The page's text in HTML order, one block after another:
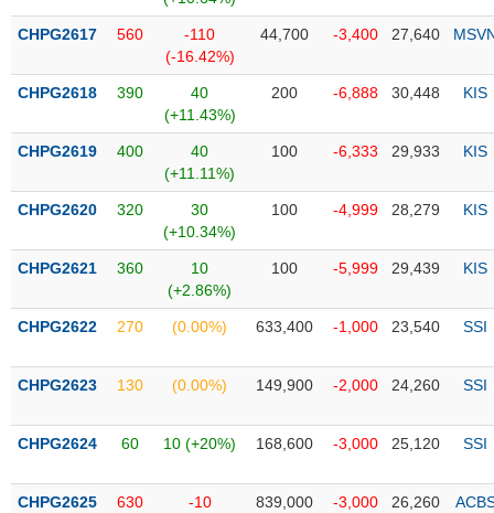
Tổng
quan
Giao
dịch
Tài
chính
Phân
tích
thuật
sơ
nghiệp
tức
sự
CHPG2617 560
-110
(-16.42%)
44,700 -3,400 27,640
CHPG2618 390
40
(+11.43%)
200 -6,888 30,448 KIS
CHPG2619 400
40
(+11.11%)
100 -6,333 29,933 KIS
CHPG2620 320
30
(+10.34%)
100 -4,999 28,279 KIS
CHPG2621 360
10
(+2.86%)
100 -5,999 29,439 KIS
CHPG2622 270 (0.00%) 633,400 -1,000 23,540 SSI
CHPG2623 130 (0.00%) 149,900 -2,000 24,260 SSI
CHPG2624 60 10 (+20%) 168,600 -3,000 25,120 SSI
CHPG2625 630 -10 839,000 -3,000 26,260
VS-
LƯỢNG
NGUYÊN
VẬT
NGHIỆP